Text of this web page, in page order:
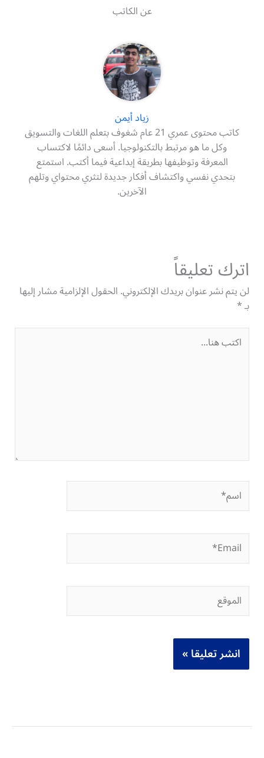
عن الكاتب
زياد أيمن
كاتب محتوى عمري 21 عام شغوف بتعلم اللغات والتسويق
وكل ما هو مرتبط بالتكنولوجيا. أسعى دائمًا لاكتساب
المعرفة وتوظيفها بطريقة إبداعية فيما أكتب. استمتع
بتحدي نفسي واكتشاف أفكار جديدة لتثري محتواي وتلهم
الآخرين.
اترك تعليقاً
لن يتم نشر عنوان بريدك الإلكتروني.الحقول الإلزامية مشار إليها
بـ*
اكتب
هنا...
اسم*
Email*
الموقع